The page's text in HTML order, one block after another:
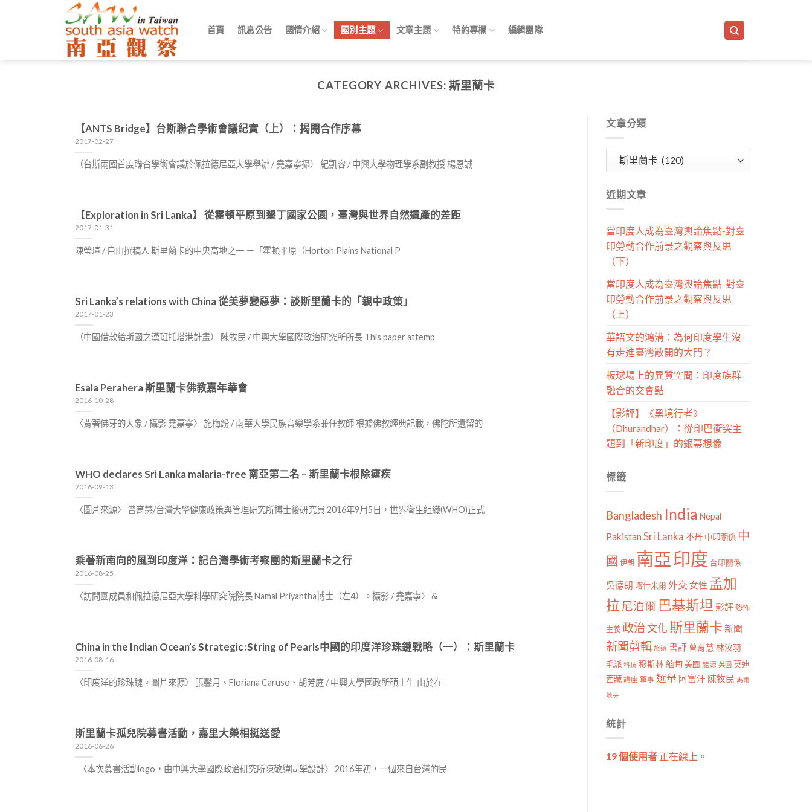
首頁 訊息公告 國情介紹 國別主題 文章主題 特約專欄 編輯團隊
CATEGORY ARCHIVES:斯里蘭卡
【ANTS Bridge】台斯聯合學術會議紀實（上）：揭開合作序幕
2017-02-27
（台斯兩國首度聯合學術會議於佩拉德尼亞大學舉辦 / 堯嘉寧攝） 紀凱容 / 中興大學物理學系副教授 楊恩誠
【Exploration in Sri Lanka】 從霍頓平原到墾丁國家公園，臺灣與世界自然遺產的差距
2017-01-31
陳瑩瑄 / 自由撰稿人 斯里蘭卡的中央高地之一 －「霍頓平原（Horton Plains National P
Sri Lanka’s relations with China 從美夢變惡夢：談斯里蘭卡的「親中政策」
2017-01-23
（中國借款給斯國之漢班托塔港計畫） 陳牧民 / 中興大學國際政治研究所所長 This paper attemp
Esala Perahera 斯里蘭卡佛教嘉年華會
2016-10-28
〈背著佛牙的大象 / 攝影 堯嘉寧〉 施梅紛 / 南華大學民族音樂學系兼任教師 根據佛教經典記載，佛陀所遺留的
WHO declares Sri Lanka malaria-free 南亞第二名 – 斯里蘭卡根除瘧疾
2016-09-13
〈圖片來源〉 曾育慧/台灣大學健康政策與管理研究所博士後研究員 2016年9月5日，世界衛生組織(WHO)正式
乘著新南向的風到印度洋：記台灣學術考察團的斯里蘭卡之行
2016-08-25
〈訪問團成員和佩拉德尼亞大學科學研究院院長 Namal Priyantha博士（左4）。攝影 / 堯嘉寧〉 &
China in the Indian Ocean’s Strategic :String of Pearls中國的印度洋珍珠鏈戰略（一）：斯里蘭卡
2016-08-16
〈印度洋的珍珠鏈。圖片來源〉 張馨月、Floriana Caruso、胡芳庭 / 中興大學國政所碩士生 由於在
斯里蘭卡孤兒院募書活動，嘉里大榮相挺送愛
2016-06-26
〈本次募書活動logo，由中興大學國際政治研究所陳敬緯同學設計〉 2016年初，一個來自台灣的民
文章分類
類
近期文章
當印度人成為臺灣輿論焦點-對臺
印勞動合作前景之觀察與反思
（下）
當印度人成為臺灣輿論焦點-對臺
印勞動合作前景之觀察與反思
（上）
華語文的鴻溝：為何印度學生沒
有走進臺灣敞開的大門？
板球場上的異質空間：印度族群
融合的交會點
【影評】《黑境行者》
（Dhurandhar）：從印巴衝突主
題到「新印度」的銀幕想像
標籤
Bangladesh India Nepal
Pakistan Sri Lanka 不丹 中印關係 中
國 伊朗 南亞印度 台印關係
吳德朗 喀什米爾外交 女性 孟加
拉 尼泊爾 巴基斯坦 影評 恐怖
主義 政治文化斯里蘭卡 新聞
新聞剪輯 旅遊 書評 曾育慧 林汝羽
毛派 科技 穆斯林 緬甸 美國 能源 英國 莫迪
西藏 講座 軍事 選舉 阿富汗 陳牧民 馬爾
地夫
統計
19 個使用者 正在線上。